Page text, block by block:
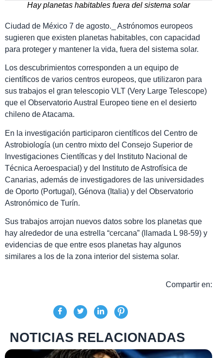
Hay planetas habitables fuera del sistema solar
Ciudad de México 7 de agosto._ Astrónomos europeos
sugieren que existen planetas habitables, con capacidad
para proteger y mantener la vida, fuera del sistema solar.
Los descubrimientos corresponden a un equipo de
científicos de varios centros europeos, que utilizaron para
sus trabajos el gran telescopio VLT (Very Large Telescope)
que el Observatorio Austral Europeo tiene en el desierto
chileno de Atacama.
En la investigación participaron científicos del Centro de
Astrobiología (un centro mixto del Consejo Superior de
Investigaciones Científicas y del Instituto Nacional de
Técnica Aeroespacial) y del Instituto de Astrofísica de
Canarias, además de investigadores de las universidades
de Oporto (Portugal), Génova (Italia) y del Observatorio
Astronómico de Turín.
Sus trabajos arrojan nuevos datos sobre los planetas que
hay alrededor de una estrella “cercana” (llamada L 98-59) y
evidencias de que entre esos planetas hay algunos
similares a los de la zona interior del sistema solar.
Compartir en:
NOTICIAS RELACIONADAS